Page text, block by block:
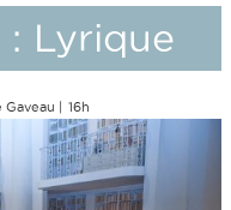
: Lyrique
Gaveau 16h